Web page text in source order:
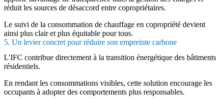
réduit les sources de désaccord entre copropriétaires.
Le suivi de la consommation de chauffage en copropriété devient
ainsi plus clair et plus équitable pour tous.
5. Un levier concret pour réduire son empreinte carbone
L'IFC contribue directement à la transition énergétique des bâtiments
résidentiels.
En rendant les consommations visibles, cette solution encourage les
occupants à adopter des comportements plus responsables.